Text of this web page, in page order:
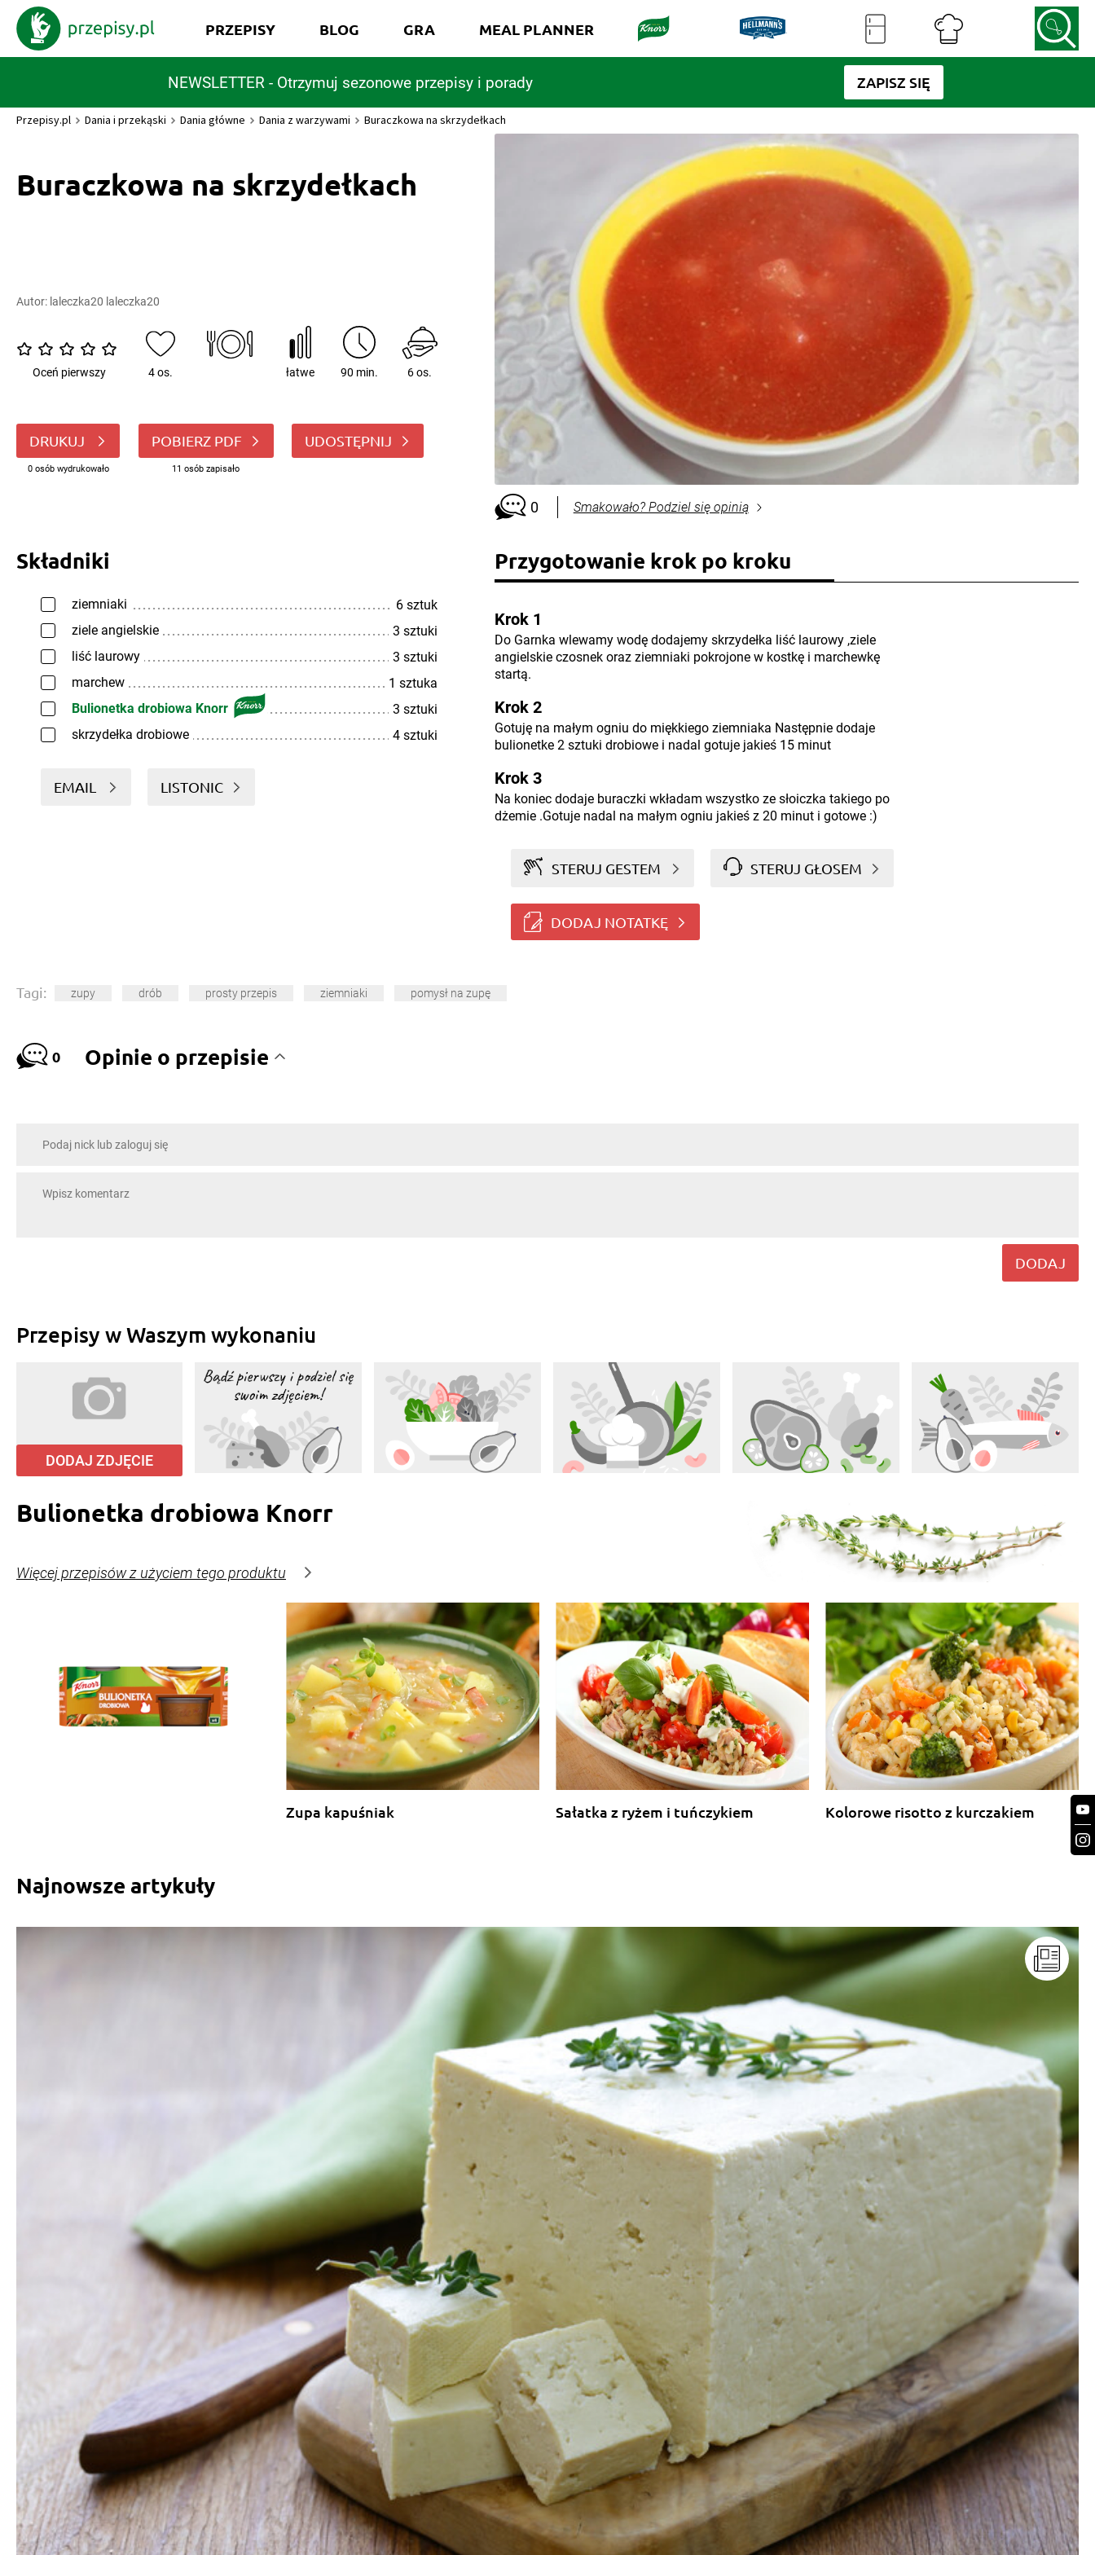
NEWSLETTER - Otrzymuj sezonowe przepisy i porady ZAPISZ SIĘ
PRZEPISY BLOG GRA MEAL PLANNER
Przepisy.pl Dania i przekąski Dania główne Dania z warzywami Buraczkowa na skrzydełkach
Buraczkowa na skrzydełkach
Autor: laleczka20 laleczka20
Oceń pierwszy 4 os. łatwe 90 min. 6 os.
DRUKUJ
0 osób wydrukowało
POBIERZ PDF
11 osób zapisało
UDOSTĘPNIJ
0 Smakowało? Podziel się opinią
Składniki
ziemniaki
6 sztuk
ziele angielskie
3 sztuki
liść laurowy
3 sztuki
marchew
1 sztuka
Bulionetka drobiowa Knorr
3 sztuki
skrzydełka drobiowe
4 sztuki
EMAIL LISTONIC
Przygotowanie krok po kroku
Krok 1
Do Garnka wlewamy wodę dodajemy skrzydełka liść laurowy ,ziele
angielskie czosnek oraz ziemniaki pokrojone w kostkę i marchewkę
startą.
Krok 2
Gotuję na małym ogniu do miękkiego ziemniaka Następnie dodaje
bulionetke 2 sztuki drobiowe i nadal gotuje jakieś 15 minut
Krok 3
Na koniec dodaje buraczki wkładam wszystko ze słoiczka takiego po
dżemie .Gotuje nadal na małym ogniu jakieś z 20 minut i gotowe :)
STERUJ GESTEM STERUJ GŁOSEM
DODAJ NOTATKĘ
Tagi: zupy drób prosty przepis ziemniaki pomysł na zupę
0 Opinie o przepisie
DODAJ
Przepisy w Waszym wykonaniu
DODAJ ZDJĘCIE
Bulionetka drobiowa Knorr
Więcej przepisów z użyciem tego produktu
Zupa kapuśniak Sałatka z ryżem i tuńczykiem Kolorowe risotto z kurczakiem
Najnowsze artykuły